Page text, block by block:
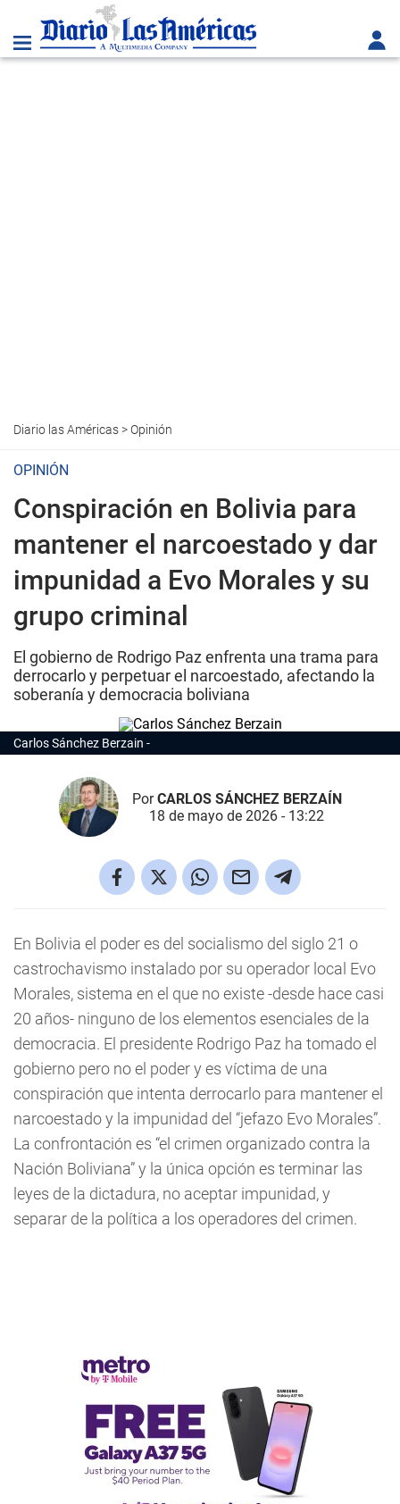
Diario las Américas>Opinión
OPINIÓN
Conspiración en Bolivia para
mantener el narcoestado y dar
impunidad a Evo Morales y su
grupo criminal
El gobierno de Rodrigo Paz enfrenta una trama para
derrocarlo y perpetuar el narcoestado, afectando la
soberanía y democracia boliviana
Carlos Sánchez Berzain
PorCARLOS SÁNCHEZ BERZAÍN
18 de mayo de 2026 - 13:22
En Bolivia el poder es del socialismo del siglo 21 o
castrochavismo instalado por su operador local Evo
Morales, sistema en el que no existe -desde hace casi
20 años- ninguno de los elementos esenciales de la
democracia. El presidente Rodrigo Paz ha tomado el
gobierno pero no el poder y es víctima de una
conspiración que intenta derrocarlo para mantener el
narcoestado y la impunidad del “jefazo Evo Morales”.
La confrontación es “el crimen organizado contra la
Nación Boliviana” y la única opción es terminar las
leyes de la dictadura, no aceptar impunidad, y
separar de la política a los operadores del crimen.